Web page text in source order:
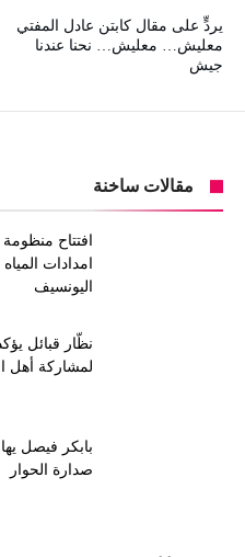
يردٍّ على مقال كابتن عادل المفتي
معليش… معليش… نحنا عندنا
جيش
مقالات ساخنة
افتتاح
امدادات
اليونسيف
نظّار قبائل
لمشاركة أهل
بابكر فيصل
صدارة الحوار